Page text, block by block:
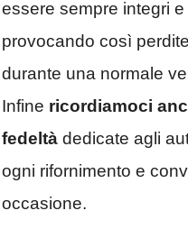
essere sempre integri
provocando così
durante una normale
Infine ricordiamoci
fedeltà dedicate agli
ogni rifornimento e
occasione.